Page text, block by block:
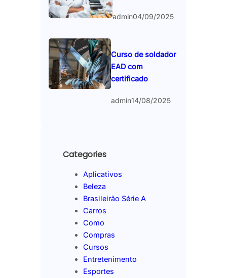
admin04/09/2025
Curso de soldador
EAD com
certificado
admin14/08/2025
Categories
Aplicativos
Beleza
Brasileirão Série A
Carros
Como
Compras
Cursos
Entretenimento
Esportes